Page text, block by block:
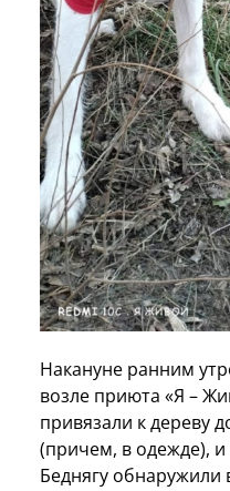
Накануне ранним
возле приюта «Я –
привязали к дереву
(причем, в одежде), и
Беднягу обнаружили